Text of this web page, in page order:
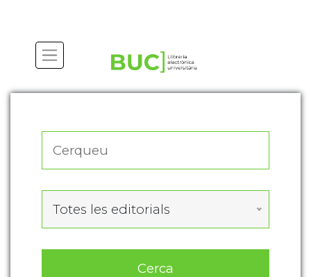
Totes les editorials
Cerca